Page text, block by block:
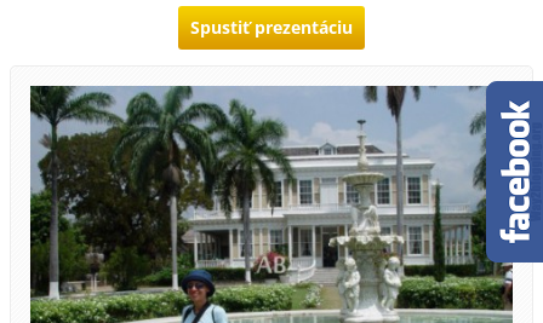
Spustiť prezentáciu